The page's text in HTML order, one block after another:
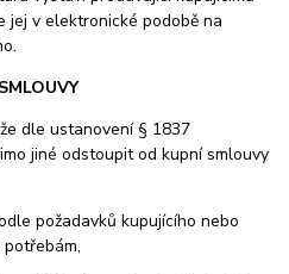
jej v elektronické podobě na
dle ustanovení § 1837
jiné odstoupit od kupní smlouvy
požadavků kupujícího nebo